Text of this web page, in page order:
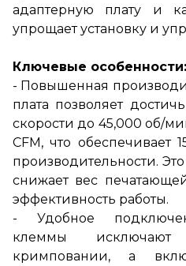
адаптерную плату и
упрощает установку и
Ключевые особенности:
- Повышенная
плата позволяет
скорости до 45,000 об/
CFM, что обеспечивает
производительности.
снижает вес
эффективность работы.
- Удобное
клеммы исключают
кримповании, а